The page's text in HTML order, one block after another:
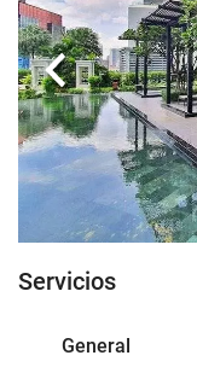
Anterior
Servicios
General